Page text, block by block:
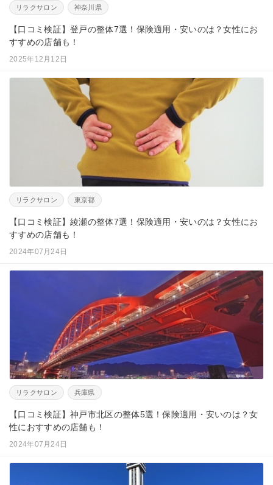
リラクサロン 神奈川県
【口コミ検証】登戸の整体7選！保険適用・安いのは？女性にお
すすめの店舗も！
2025年12月12日
リラクサロン 東京都
【口コミ検証】綾瀬の整体7選！保険適用・安いのは？女性にお
すすめの店舗も！
2024年07月24日
リラクサロン 兵庫県
【口コミ検証】神戸市北区の整体5選！保険適用・安いのは？女
性におすすめの店舗も！
2024年07月24日